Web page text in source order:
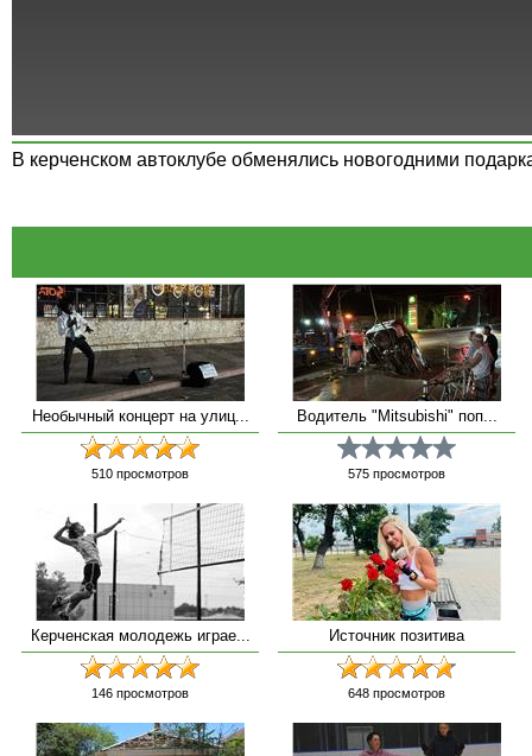
В керченском автоклубе обменялись новогодними
Необычный концерт на улиц...
510 просмотров
Водитель "Mitsubishi" поп...
575 просмотров
Керченская молодежь играе...
146 просмотров
Источник позитива
648 просмотров